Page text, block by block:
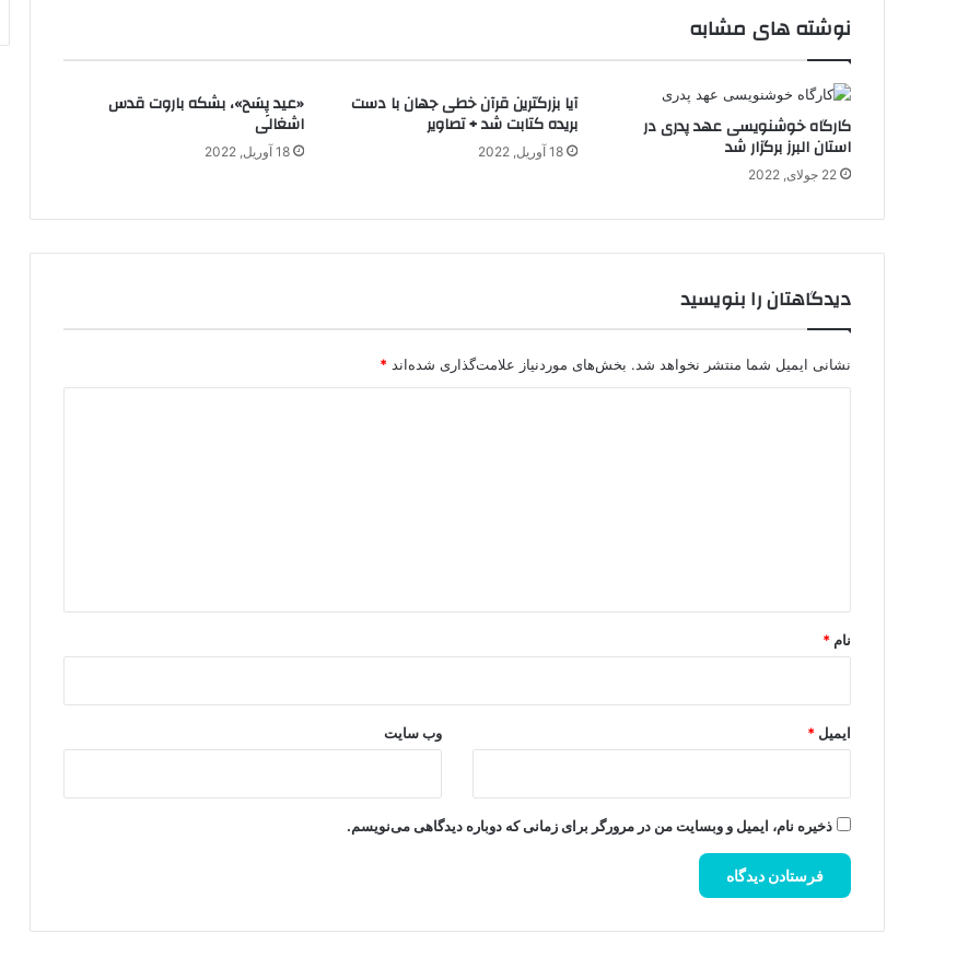
نوشته های مشابه
کارگاه خوشنویسی عهد پدری در
استان البرز برگزار شد
22 جولای, 2022
آیا بزرگترین قرآن خطی جهان با دست
بریده کتابت شد + تصاویر
18 آوریل, 2022
«عید پِسَح»، بشکه باروت قدس
اشغالی
18 آوریل, 2022
دیدگاهتان را بنویسید
نشانی ایمیل شما منتشر نخواهد شد. بخش‌های موردنیاز علامت‌گذاری شده‌اند *
نام *
ایمیل * وب‌ سایت
ذخیره نام، ایمیل و وبسایت من در مرورگر برای زمانی که دوباره دیدگاهی می‌نویسم.